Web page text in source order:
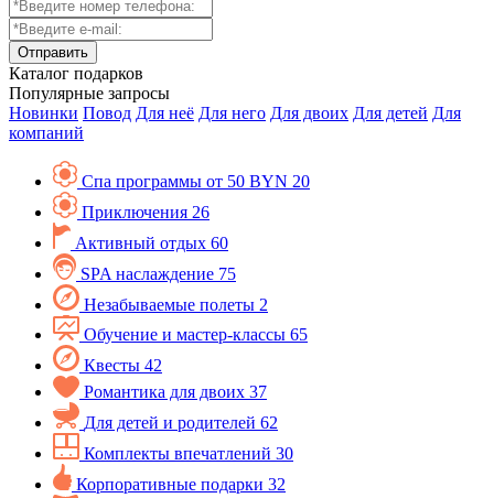
Каталог подарков
Популярные запросы
Новинки Повод Для неё Для него Для двоих Для детей Для
компаний
Спа программы от 50 BYN 20
Приключения 26
Активный отдых 60
SPA наслаждение 75
Незабываемые полеты 2
Обучение и мастер-классы 65
Квесты 42
Романтика для двоих 37
Для детей и родителей 62
Комплекты впечатлений 30
Корпоративные подарки 32